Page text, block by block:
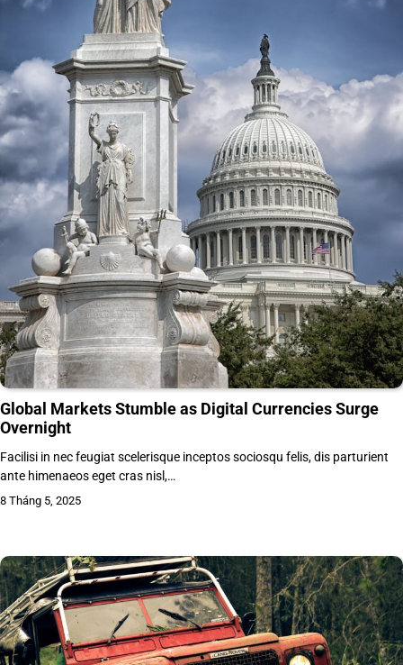
Global Markets Stumble as Digital Currencies Surge
Overnight
Facilisi in nec feugiat scelerisque inceptos sociosqu felis, dis parturient
ante himenaeos eget cras nisl,…
8 Tháng 5, 2025